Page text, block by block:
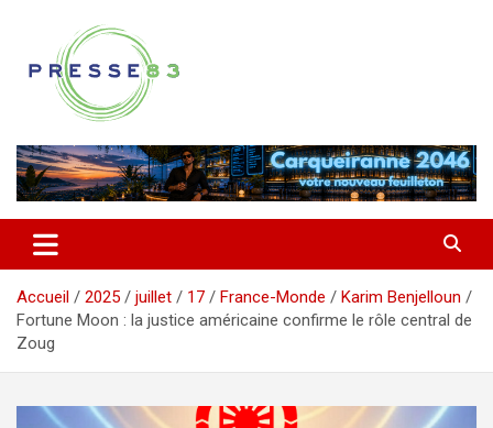
contenu
Presse 83
Accueil 2025 juillet 17 France-Monde
Karim Benjelloun
Fortune Moon : la justice américaine confirme le rôle central de
Zoug